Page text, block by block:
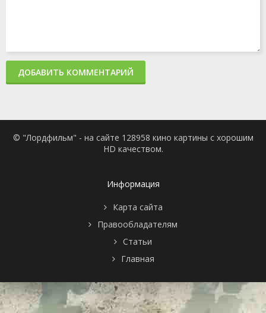
ДОБАВИТЬ КОММЕНТАРИЙ
© "Лордфильм" - на сайте 128958 кино картины с хорошим
HD качеством.
Информация
Карта сайта
Правообладателям
Статьи
Главная